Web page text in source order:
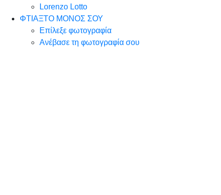
Lorenzo Lotto
ΦΤΙΑΞΤΟ ΜΟΝΟΣ ΣΟΥ
Επίλεξε φωτογραφία
Ανέβασε τη φωτογραφία σου